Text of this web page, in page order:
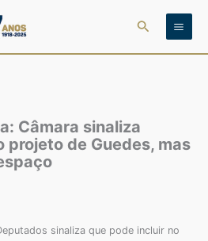
Pesquisar
Câmara sinaliza
projeto de Guedes, mas
sinaliza que pode incluir no